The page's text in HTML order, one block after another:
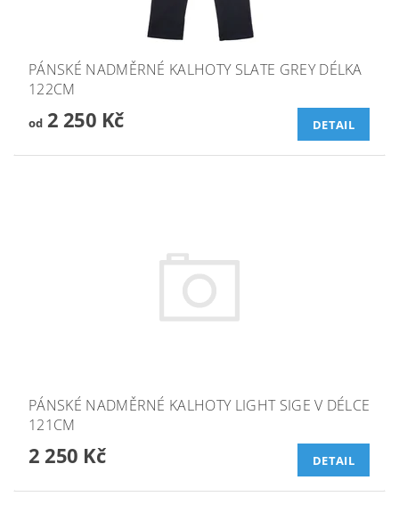
PÁNSKÉ NADMĚRNÉ KALHOTY SLATE GREY DÉLKA
122CM
od2 250 Kč DETAIL
PÁNSKÉ NADMĚRNÉ KALHOTY LIGHT SIGE V DÉLCE
121CM
2 250 Kč DETAIL